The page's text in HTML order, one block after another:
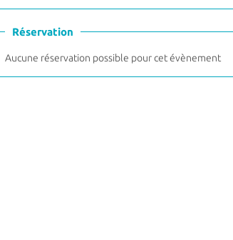
Réservation
Aucune réservation possible pour cet évènement